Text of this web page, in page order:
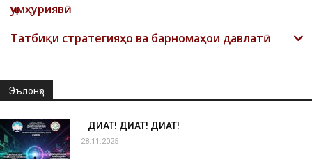
ҷумҳуриявӣ
Татбиқи стратегияҳо ва барномаҳои давлатӣ
Эълонҳо
ДИҚҚАТ! ДИҚҚАТ! ДИҚҚАТ!
28.11.2025